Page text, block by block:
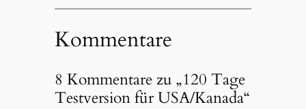
Kommentare
8 Kommentare zu „120 Tage
Testversion für USA/Kanada“